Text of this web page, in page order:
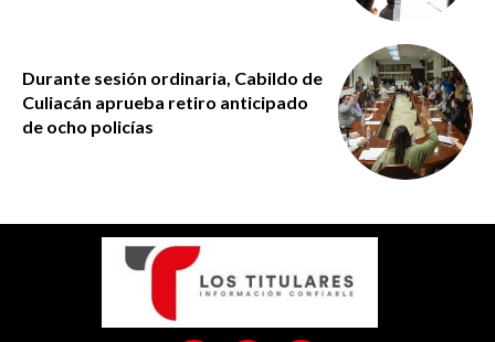
Durante sesión ordinaria, Cabildo de
Culiacán aprueba retiro anticipado
de ocho policías